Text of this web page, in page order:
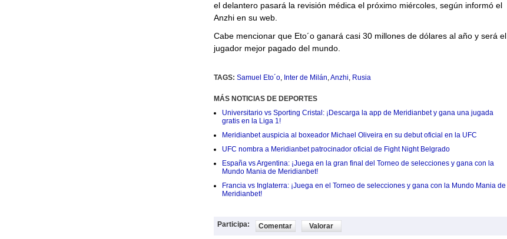
el delantero pasará la revisión médica el próximo miércoles, según informó el
Anzhi en su web.
Cabe mencionar que Eto´o ganará casi 30 millones de dólares al año y será el
jugador mejor pagado del mundo.
TAGS: Samuel Eto´o, Inter de Milán,Anzhi, Rusia
MÁS NOTICIAS DE DEPORTES
Universitario vs Sporting Cristal: ¡Descarga la app de Meridianbet y gana una jugada
gratis en la Liga 1!
Meridianbet auspicia al boxeador Michael Oliveira en su debut oficial en la UFC
UFC nombra a Meridianbet patrocinador oficial de Fight Night Belgrado
España vs Argentina: ¡Juega en la gran final del Torneo de selecciones y gana con la
Mundo Mania de Meridianbet!
Francia vs Inglaterra: ¡Juega en el Torneo de selecciones y gana con la Mundo Mania de
Meridianbet!
Participa: Comentar Valorar